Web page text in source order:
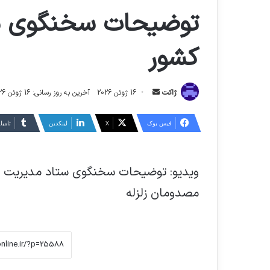
توضیحات سخنگوی
کشور
ژاکت
ارسال 16 ژوئن 2026 آخرین به روز رسانی: 16 ژوئن 2026
فیس بوک X لینکدین
ویدیو: توضیحات سخنگوی ستاد مدیریت
مصدومان زلزله